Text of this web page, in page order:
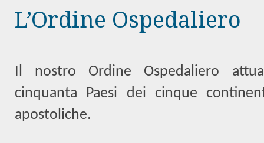
L’Ordine Ospedaliero
Il nostro Ordine Ospedaliero
cinquanta Paesi dei cinque
apostoliche.